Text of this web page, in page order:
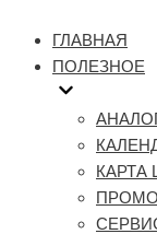
ГЛАВНАЯ
ПОЛЕЗНОЕ
КАРТА